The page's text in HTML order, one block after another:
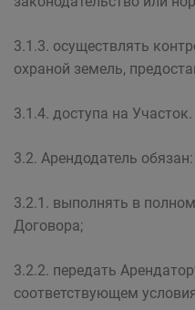
3.1.3. осуществлять
охраной земель,
3.1.4. доступа на Участок.
3.2. Арендодатель обязан:
3.2.1. выполнять в
Договора;
3.2.2. передать
соответствующем